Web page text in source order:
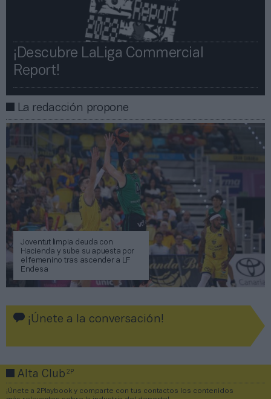
¡Descubre LaLiga Commercial
Report!​​
La redacción propone
Joventut limpia deuda con
Hacienda y sube su apuesta por
el femenino tras ascender a LF
Endesa
¡Únete a la conversación!
Alta Club2P
¡Únete a 2Playbook y comparte con tus contactos los contenidos